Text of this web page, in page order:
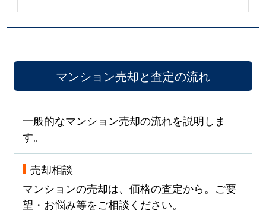
マンション売却と査定の流れ
一般的なマンション売却の流れを説明しま
す。
売却相談
マンションの売却は、価格の査定から。ご要
望・お悩み等をご相談ください。